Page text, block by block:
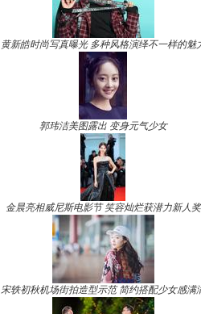
黄新皓时尚写真曝光 多种风格演绎不一样的魅
郭玮洁美图露出 变身元气少女
金晨亮相威尼斯电影节 笑容灿烂获潜力新人奖
宋轶初秋机场街拍造型示范 简约搭配少女感满